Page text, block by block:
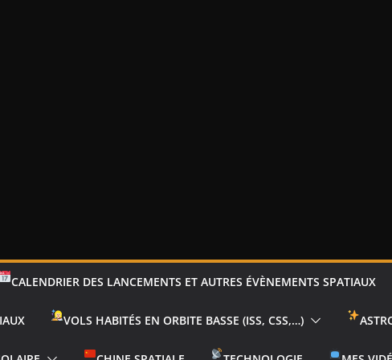
CALENDRIER DES LANCEMENTS ET AUTRES ÉVÈNEMENTS SPATIAUX
VOLS HABITÉS EN ORBITE BASSE (ISS, CSS,…)